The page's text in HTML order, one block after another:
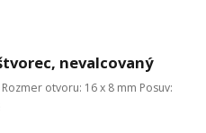
nevalcovaný
otvoru: 16 x 8 mm Posuv: